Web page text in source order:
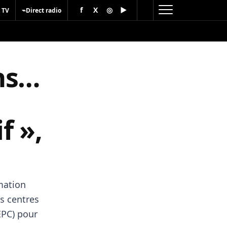
⌁Direct radio f X ◎ ▶
»,
centres
pour